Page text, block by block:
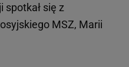
spotkał się z
MSZ, Marii